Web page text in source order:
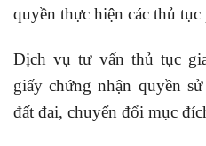
quyền thực hiện các thủ
Dịch vụ tư vấn thủ tục
giấy chứng nhận quyền
đất đai, chuyển đổi mục